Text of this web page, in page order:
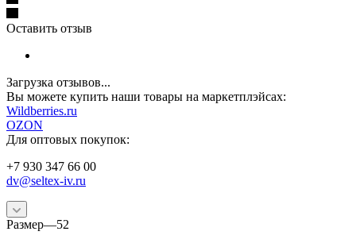
Оставить отзыв
Загрузка отзывов...
Вы можете купить наши товары на маркетплэйсах:
Wildberries.ru
OZON
Для оптовых покупок:
+7 930 347 66 00
dv@seltex-iv.ru
Размер—52